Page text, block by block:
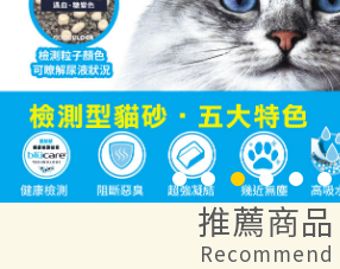
推薦商品
Recommend